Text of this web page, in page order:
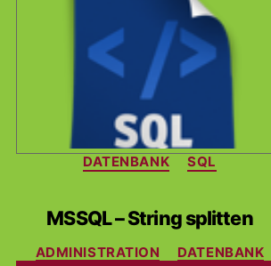
Kategorien
DATENBANK SQL
MSSQL – String splitten
Kategorien
ADMINISTRATION
DATENBANK